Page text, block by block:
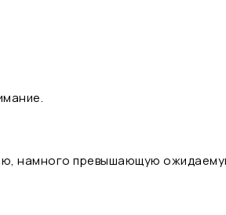
намного превышающую